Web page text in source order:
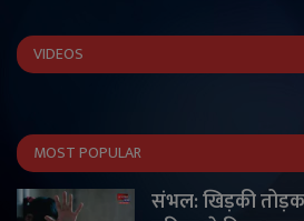
VIDEOS
MOST POPULAR
संभल: खिड़की